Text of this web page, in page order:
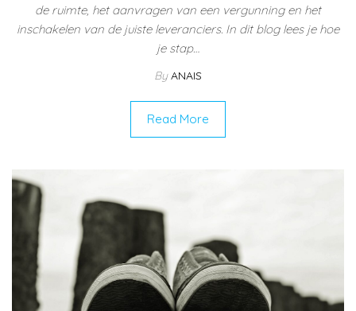
de ruimte, het aanvragen van een vergunning en het
inschakelen van de juiste leveranciers. In dit blog lees je hoe
je stap…
By ANAIS
Read More